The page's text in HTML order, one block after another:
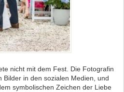
nicht mit dem Fest. Die Fotografin
Bilder in den sozialen Medien, und
symbolischen Zeichen der Liebe